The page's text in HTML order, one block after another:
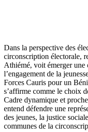
Dans la perspective des
circonscription électorale,
Athiémé, voit émerger une
l’engagement de la
Forces Cauris pour un
s’affirme comme le choix
Cadre dynamique et
entend défendre une
des jeunes, la justice
communes de la